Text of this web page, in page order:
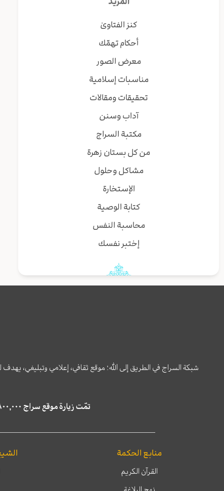
كنز الفتاوىٰ
أحكام تهمّك
معرض الصور
مناسبات إسلامية
تحقيقات ومقالات
آداب وسنن
مكتبة السراج
من كل بستان زهرة
مشاكل وحلول
الإستخارة
كتابة الوصية
محاسبة النفس
إختبر نفسك
شبكة السراج في الطريق إلى الله؛ موقع ثقافي، إعلامي وتبليغي،
تمّت زيارة موقع سراج ٤,٨٠٠,٠٠٠ مرة خلال الستة أشهر الماضية، كما ظهر في نتائج البحث في محركات البحث٢٢,٢٩٠,٠٠٠ مرّة.
منابع الحكمة
القرآن الكريم